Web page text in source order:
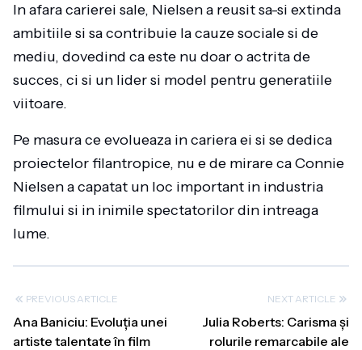
In afara carierei sale, Nielsen a reusit sa-si extinda
ambitiile si sa contribuie la cauze sociale si de
mediu, dovedind ca este nu doar o actrita de
succes, ci si un lider si model pentru generatiile
viitoare.
Pe masura ce evolueaza in cariera ei si se dedica
proiectelor filantropice, nu e de mirare ca Connie
Nielsen a capatat un loc important in industria
filmului si in inimile spectatorilor din intreaga
lume.
PREVIOUS ARTICLE
Ana Baniciu: Evoluția unei
artiste talentate în film
NEXT ARTICLE
Julia Roberts: Carisma și
rolurile remarcabile ale